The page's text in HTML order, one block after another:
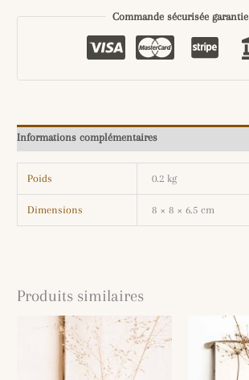
Commande sécurisée garantie
Informations complémentaires
Poids 0.2 kg
Dimensions 8 × 8 × 6.5 cm
Produits similaires